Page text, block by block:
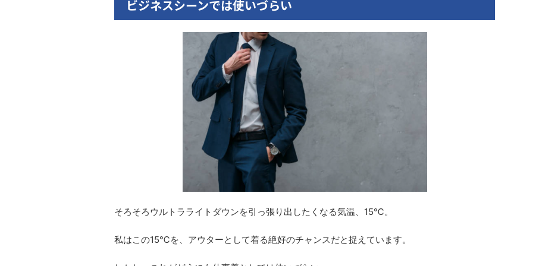
ビジネスシーンでは使いづらい
​そろそろウルトラライトダウンを引っ張り出したくなる気温、15℃。​
私はこの15℃を、アウターとして着る絶好のチャンスだと捉えています。​